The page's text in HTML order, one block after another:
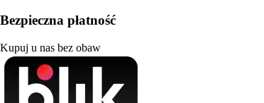
Bezpieczna płatność
Kupuj u nas bez obaw